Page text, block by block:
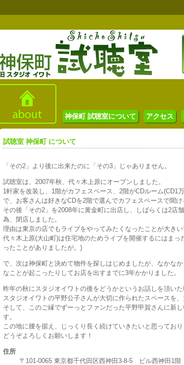
神保町 試聴室について アクセス
試聴室 神保町 について
「その2」より後に出来たのに「その3」じゃありません。
試聴室は、2007年秋、代々木上原にオープンしました。
1軒家を改装し、1階がカフェスペース、2階がCDルーム(CD1
で、お客さんは好きなCDを2階で選んでカフェスペースで聞け
その後「その2」を2008年に黄金町に出店し、しばらくは2店
為、閉店しました。
理由は東京の店でもライブをやってみたくなったことが大きい
代々木上原(大山町)は住宅地のためライブを開催するにはま
ったことがありましたが。)
で、次は神保町と決めて物件を探しはじめましたが、なかな
なことが起こったりしてお店を出すまでに3年かかりました。
昨年の秋にスタジオイワトの後をどうかというお話しを頂い
スタジオイワトの平野公子さんが大切に作られたスペースを
そして、このご縁でずーっとファンだった平野甲賀さんに新
す。
この地に腰を据え、じっくり長く続けていきたいと思っており
どうぞよろしくお願いします！
住所
〒101-0065 東京都千代田区西神田3-8-5 ビル西神田1階